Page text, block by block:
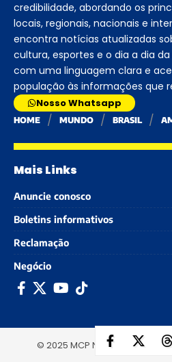
credibilidade, abordando os
locais, regionais, nacionais e
encontra notícias atualizadas
cultura, esportes e o dia a dia
com uma linguagem clara e
população às informações que
Nosso Whatsapp
HOME MUNDO BRASIL
Mais Links
Anuncie conosco
Boletins informativos
Reclamação
Negócio
© 2025 MCP Notícias - Todos